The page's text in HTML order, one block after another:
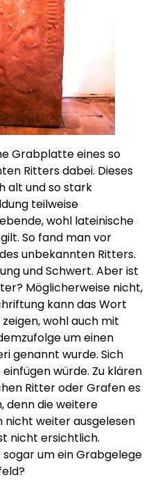
Grabplatte eines so
Ritters dabei. Dieses
alt und so stark
teilweise
wohl lateinische
So fand man vor
unbekannten Ritters.
und Schwert. Aber ist
Möglicherweise nicht,
kann das Wort
wohl auch mit
um einen
genannt wurde. Sich
würde. Zu klären
Ritter oder Grafen es
denn die weitere
weiter ausgelesen
nicht ersichtlich.
um ein Grabgelege